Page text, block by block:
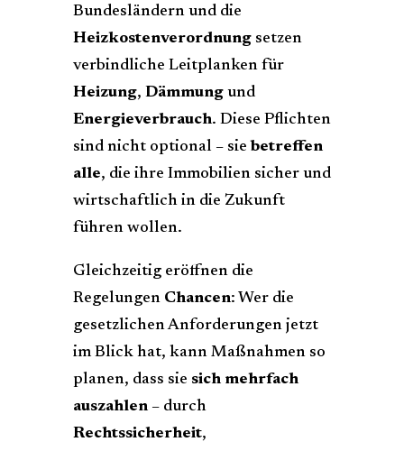
Bundesländern und die
Heizkostenverordnungsetzen
verbindliche Leitplanken für
Heizung, Dämmungund
Energieverbrauch. Diese Pflichten
sind nicht optional – siebetreffen
alle, die ihre Immobilien sicher und
wirtschaftlich in die Zukunft
führen wollen.
Gleichzeitig eröffnen die
Regelungen Chancen: Wer die
gesetzlichen Anforderungen jetzt
im Blick hat, kann Maßnahmen so
planen, dass sie sich mehrfach
auszahlen– durch
Rechtssicherheit,